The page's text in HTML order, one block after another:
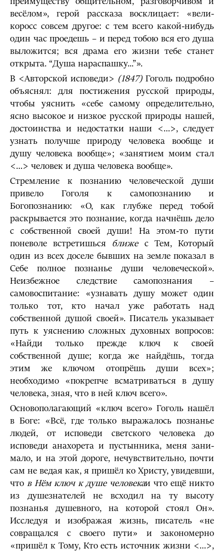
весёлом», герой рассказа восклицает: «вели­
коросс совсем другое: с тем всего какой-нибудь
один час проедешь – и перед тобою вся его душа
выложится; вся драма его жизни тебе станет
открыта. “Душа нараспашку...”».
В <Авторской исповеди> (1847) Гоголь подробно
объяснял: для постижения русской природы,
чтобы уяснить «себе самому определительно,
ясно высокое и низкое русской природы нашей,
достоинства и недостатки наши <…>, следует
узнать получше природу человека вообще и
душу человека вообще»; «занятием моим стал
<…> человек и душа человека вообще».
Стремление к познанию человеческой души
привело Гоголя к самопознанию и
Богопознанию: «О, как глубже перед тобой
раскрывается это познание, когда начнёшь дело
с собственной своей души! На этом-то пути
поневоле встретишься ближес Тем, Который
один из всех доселе бывших на земле показал в
Себе полное познанье души человеческой».
Неизбежное следствие самопознания –
самовоспитание: «узнавать душу может один
только тот, кто начал уже работать над
собственной душой своей». Писатель указывает
путь к уяснению сложных духовных вопросов:
«Найди только прежде ключ к своей
собственной душе; когда же найдёшь, тогда
этим же ключом отопрёшь души всех»;
необходимо «покрепче всматриваться в душу
человека, зная, что в ней ключ всего».
Основополагающий «ключ всего» Гоголь нашёл
в Боге: «Всё, где только выражалось познанье
лю­дей, от исповеди светского человека до
исповеди анахорета и пустынника, меня зани­
мало, и на этой дороге, нечувствительно, почти
сам не ведая как, я пришёл ко Христу, увидевши,
что в Нём ключ к душе человекаи что ещё никто
из душезнателей не всходил на ту высоту
познанья душевного, на которой стоял Он».
Исследуя и изо­бражая жизнь, писатель «не
совращался с своего пути» и закономерно
«пришёл к Тому, Кто есть источник жизни <…>,